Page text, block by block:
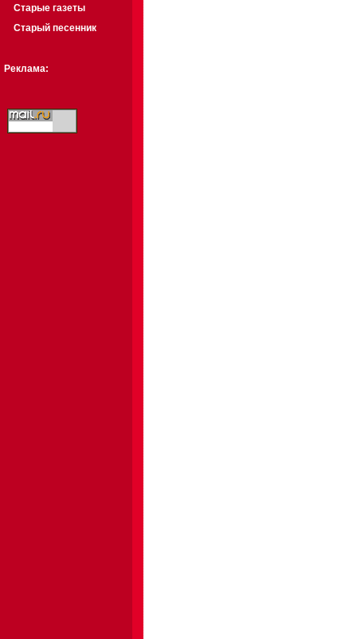
Старые газеты
Старый песенник
Реклама: